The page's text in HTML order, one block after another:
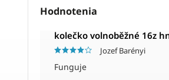
Hodnotenia
Jozef Barényi
Funguje